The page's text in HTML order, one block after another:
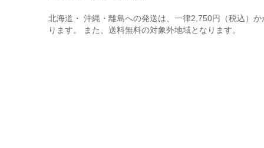
北海道・ 沖縄・離島への発送は、一律2,750円（税込）か
ります。 また、送料無料の対象外地域となります。